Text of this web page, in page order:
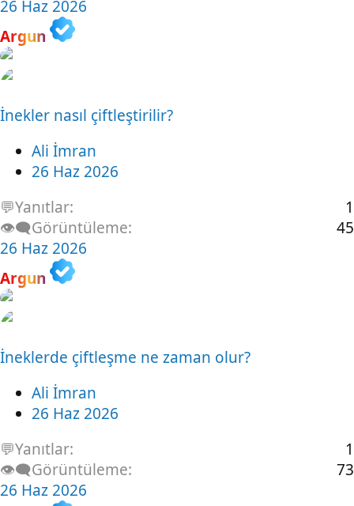
26 Haz 2026
Argun
İnekler nasıl çiftleştirilir?
Ali İmran
26 Haz 2026
💬Yanıtlar
1
👁️‍🗨️Görüntüleme
45
26 Haz 2026
Argun
İneklerde çiftleşme ne zaman olur?
Ali İmran
26 Haz 2026
💬Yanıtlar
1
👁️‍🗨️Görüntüleme
73
26 Haz 2026